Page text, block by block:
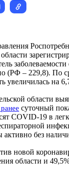
заболеваемости
(РФ – 229,8). По
увеличилась на
области
суточный
COVID-19 в
без
новой
области и